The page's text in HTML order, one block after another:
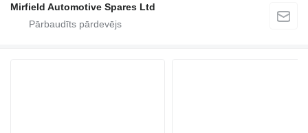
Mirfield Automotive Spares Ltd